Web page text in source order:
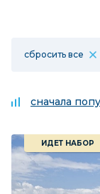
сбросить все
сначала
ИДЕТ НАБОР